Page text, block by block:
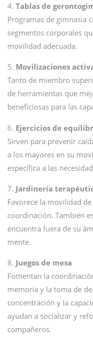
4. Tablas de
Programas de gimnasia
segmentos corporales
movilidad adecuada.
5. Movilizaciones
Tanto de miembro
de herramientas que
beneficiosas para las
6. Ejercicios de
Sirven para prevenir
a los mayores en su
específica a las
7. Jardinería
Favorece la movilidad
coordinación. También
encuentra fuera de su
mente.
8. Juegos de mesa
Fomentan la
memoria y la toma de
concentración y la
ayudan a socializar y
compañeros.